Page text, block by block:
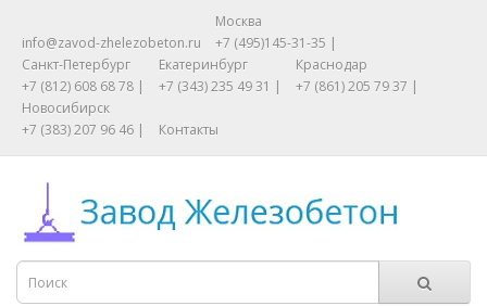
info@zavod-zhelezobeton.ru
Москва
+7 (495)145-31-35 |
Санкт-Петербург
+7 (812) 608 68 78 |
Екатеринбург
+7 (343) 235 49 31 |
Краснодар
+7 (861) 205 79 37 |
Новосибирск
+7 (383) 207 96 46 |
Контакты